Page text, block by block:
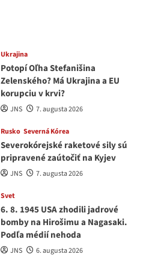
Ukrajina
Potopí Oľha Stefanišina
Zelenského? Má Ukrajina a EU
korupciu v krvi?
JNS 7. augusta 2026
Rusko Severná Kórea
Severokórejské raketové sily sú
pripravené zaútočiť na Kyjev
JNS 7. augusta 2026
Svet
6. 8. 1945 USA zhodili jadrové
bomby na Hirošimu a Nagasaki.
Podľa médií nehoda
JNS 6. augusta 2026